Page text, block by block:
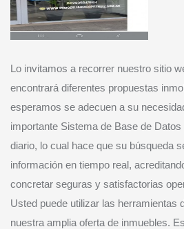
Lo invitamos a recorrer nuestro sitio
encontrará diferentes propuestas
esperamos se adecuen a su
importante Sistema de Base de
diario, lo cual hace que su búsqueda
información en tiempo real,
concretar seguras y satisfactorias
Usted puede utilizar las herramientas
nuestra amplia oferta de inmuebles.